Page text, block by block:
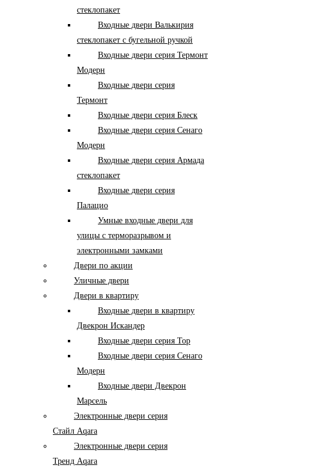
стеклопакет
Входные двери Валькирия
стеклопакет с бугельной ручкой
Входные двери серия Термонт
Модерн
Входные двери серия
Термонт
Входные двери серия Блеск
Входные двери серия Сенаго
Модерн
Входные двери серия Армада
стеклопакет
Входные двери серия
Палацио
Умные входные двери для
улицы с терморазрывом и
электронными замками
Двери по акции
Уличные двери
Двери в квартиру
Входные двери в квартиру
Двекрон Искандер
Входные двери серия Тор
Входные двери серия Сенаго
Модерн
Входные двери Двекрон
Марсель
Электронные двери серия
Стайл Aqara
Электронные двери серия
Тренд Aqara